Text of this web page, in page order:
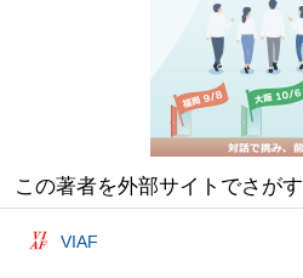
この著者を外部サイトでさがす
VIAF